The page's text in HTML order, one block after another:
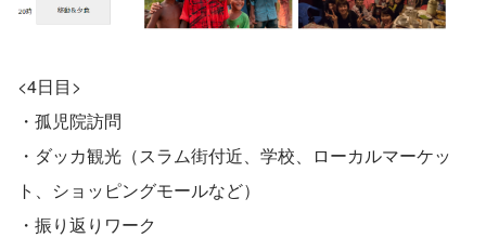
<4日目>
・孤児院訪問
・ダッカ観光（スラム街付近、学校、ローカルマーケッ
ト、ショッピングモールなど）
・振り返りワーク